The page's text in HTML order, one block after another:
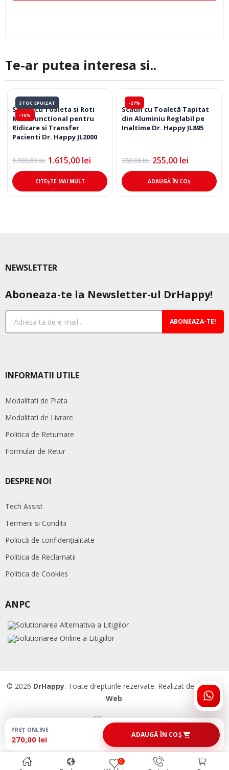
0
Te-ar putea interesa si..
STOC EPUIZAT
-15%
Scaun cu Toaleta si Roti
Multifunctional pentru
Ridicare si Transfer
Pacienti Dr. Happy JL2000
1.900,00lei
Prețul
inițial
a
fost:
1.900,00 lei.
1.615,00 lei
Prețul
curent
este:
1.615,00 lei.
CITEȘTE MAI MULT
-27%
Scaun cu Toaletă Tapitat
din Aluminiu Reglabil pe
Inaltime Dr. Happy JL895
350,00lei
Prețul
inițial
a
fost:
350,00 lei.
255,00 lei
Prețul
curent
este:
255,00 lei.
ADAUGĂ ÎN COȘ
NEWSLETTER
Aboneaza-te la Newsletter-ul DrHappy!
ABONEAZA-TE!
INFORMATII UTILE
Modalitati de Plata
Modalitati de Livrare
Politica de Returnare
Formular de Retur
DESPRE NOI
Tech Assist
Termeni si Conditii
Politică de confidențialitate
Politica de Reclamatii
Politica de Cookies
ANPC
© 2026 DrHappy. Toate drepturile rezervate. Realizat deAccent
Web.
PREȚ ONLINE
270,00 lei ADAUGĂ ÎN COȘ